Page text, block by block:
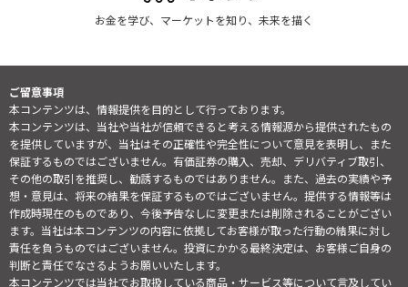
お金を学び、マーケットを知り、未来を描く
ご留意事項
本コンテンツは、情報提供を目的として行っております。
本コンテンツは、当社や当社が信頼できると考える情報源から提供されたもの
を提供していますが、当社はその正確性や完全性について意見を表明し、また
保証するものではございません。有価証券の購入、売却、デリバティブ取引、
その他の取引を推奨し、勧誘するものではありません。また、過去の実績や予
想・意見は、将来の結果を保証するものではございません。提供する情報等は
作成時現在のものであり、今後予告なしに変更または削除されることがござい
ます。当社は本コンテンツの内容に依拠してお客様が取った行動の結果に対し
責任を負うものではございません。投資にかかる最終決定は、お客様ご自身の
判断と責任でなさるようお願いいたします。
本コンテンツでは当社でお取扱している商品・サービス等について言及してい